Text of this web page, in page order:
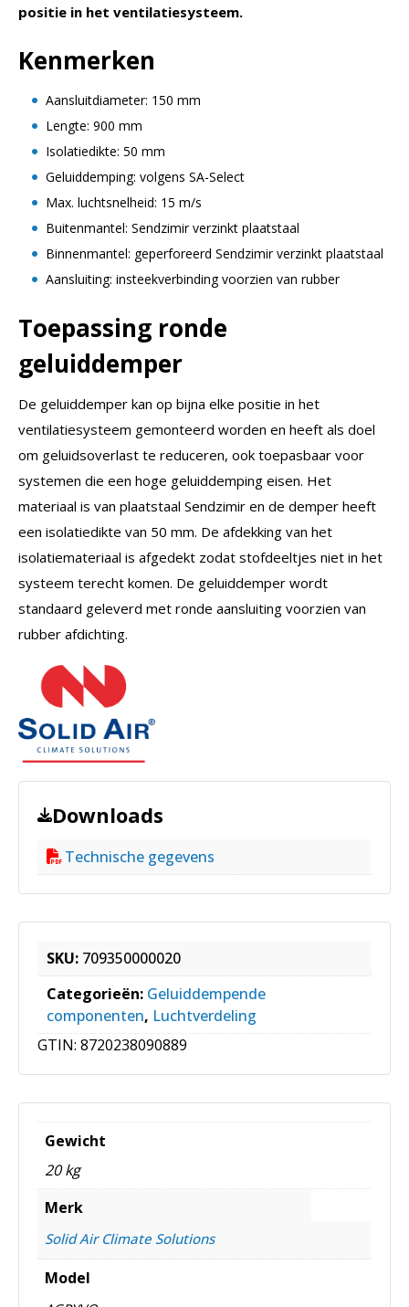
positie in het ventilatiesysteem.
Kenmerken
Aansluitdiameter: 150 mm
Lengte: 900 mm
Isolatiedikte: 50 mm
Geluiddemping: volgens SA-Select
Max. luchtsnelheid: 15 m/s
Buitenmantel: Sendzimir verzinkt plaatstaal
Binnenmantel: geperforeerd Sendzimir verzinkt plaatstaal
Aansluiting: insteekverbinding voorzien van rubber
Toepassing ronde
geluiddemper
De geluiddemper kan op bijna elke positie in het
ventilatiesysteem gemonteerd worden en heeft als doel
om geluidsoverlast te reduceren, ook toepasbaar voor
systemen die een hoge geluiddemping eisen. Het
materiaal is van plaatstaal Sendzimir en de demper heeft
een isolatiedikte van 50 mm. De afdekking van het
isolatiemateriaal is afgedekt zodat stofdeeltjes niet in het
systeem terecht komen. De geluiddemper wordt
standaard geleverd met ronde aansluiting voorzien van
rubber afdichting.
Downloads
Technische gegevens
SKU: 709350000020
Categorieën: Geluiddempende
componenten, Luchtverdeling
GTIN: 8720238090889
Gewicht
20 kg
Merk
Solid Air Climate Solutions
Model